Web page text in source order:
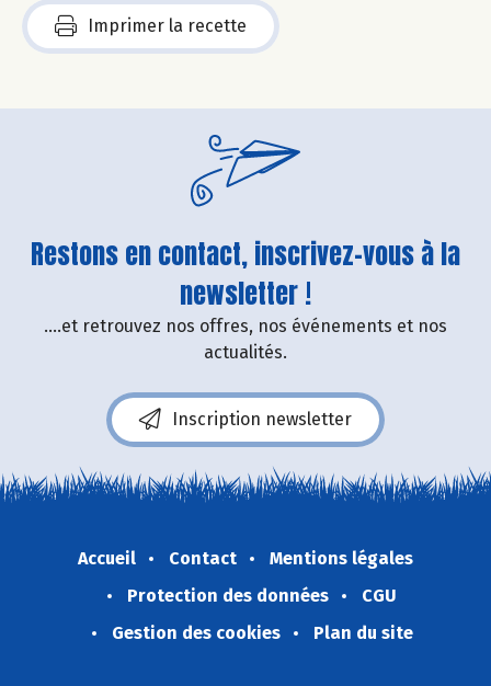
Imprimer la recette
Restons en contact, inscrivez-vous à la
newsletter !
....et retrouvez nos offres, nos événements et nos
actualités.
Inscription newsletter
Accueil Contact
Mentions légales
Protection des données
CGU
Gestion des cookies
Plan du site